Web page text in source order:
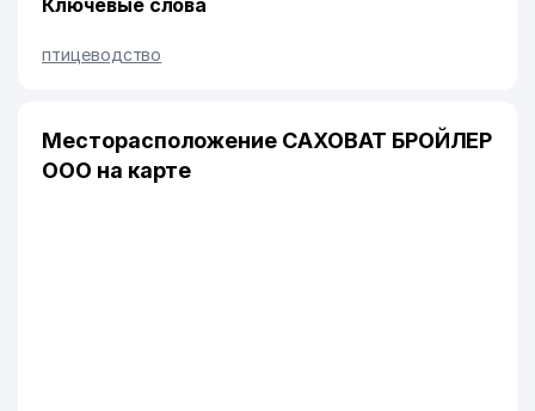
Ключевые слова
птицеводство
Месторасположение САХОВАТ БРОЙЛЕР
ООО на карте